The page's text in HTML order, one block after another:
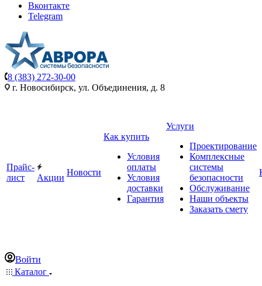
Вконтакте
Telegram
8 (383) 272-30-00
г. Новосибирск, ул. Объединения, д. 8
Прайс-
лист
Акции
Новости
Как купить
Условия
оплаты
Условия
доставки
Гарантия
Услуги
Проектирование
Комплексные
системы
безопасности
Обслуживание
Наши объекты
Заказать смету
Войти
Каталог